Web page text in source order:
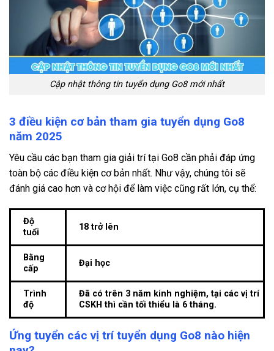
Cập nhật thông tin tuyển dụng Go8 mới nhất
3 điều kiện cơ bản tham gia tuyển dụng Go8
năm 2025
Yêu cầu các bạn tham gia giải trí tại Go8 cần phải đáp ứng
toàn bộ các điều kiện cơ bản nhất. Như vậy, chúng tôi sẽ
đánh giá cao hơn và cơ hội để làm việc cũng rất lớn, cụ thể:
Độ
tuổi
18 trở lên
Bằng
cấp
Đại học
Trình
độ
Đã có trên 3 năm kinh nghiệm, tại các vị trí
CSKH thì cần tối thiểu là 6 tháng.
Ứng tuyển các vị trí tuyển dụng Go8 nào hiện